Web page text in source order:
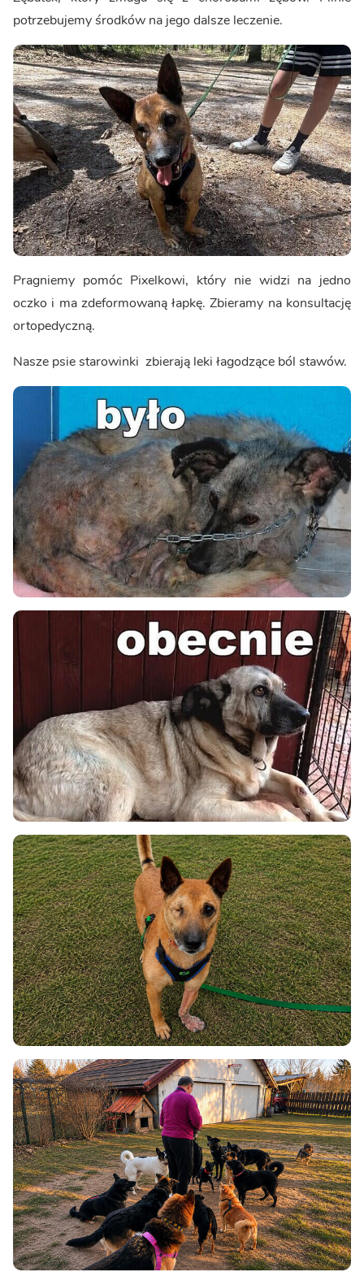
potrzebujemy środków na jego dalsze leczenie.
Pragniemy pomóc Pixelkowi, który nie widzi na jedno
oczko i ma zdeformowaną łapkę. Zbieramy na konsultację
ortopedyczną.
Nasze psie starowinki zbierają leki łagodzące ból stawów.